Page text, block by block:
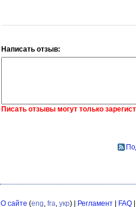
Написать отзыв:
Писать отзывы могут только
О сайте (eng fra укр) | Регламент| FAQ|